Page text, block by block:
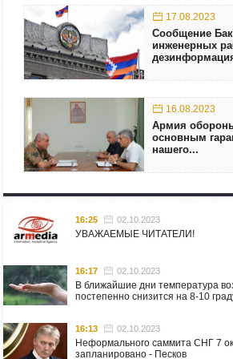
17.08.2023
Сообщение
инженерных
16.08.2023
Армия
основным
нашего...
16:25 02.10.2023
УВАЖАЕМЫЕ ЧИТАТЕЛИ!
16:17 02.10.2023
В ближайшие дни температура
постепенно снизится на 8-10
16:13 02.10.2023
Неформального саммита СНГ 7
запланировано - Песков